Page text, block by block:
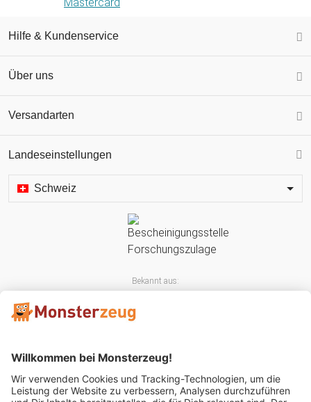
Hilfe & Kundenservice
Über uns
Versandarten
Landeseinstellungen
Schweiz
Bekannt aus: